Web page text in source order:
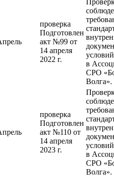
проверка
Подготовлен
акт №99 от
14 апреля
2022 г.
в
СРО
Волга».
проверка
Подготовлен
акт №110 от
14 апреля
2023 г.
в
СРО
Волга».